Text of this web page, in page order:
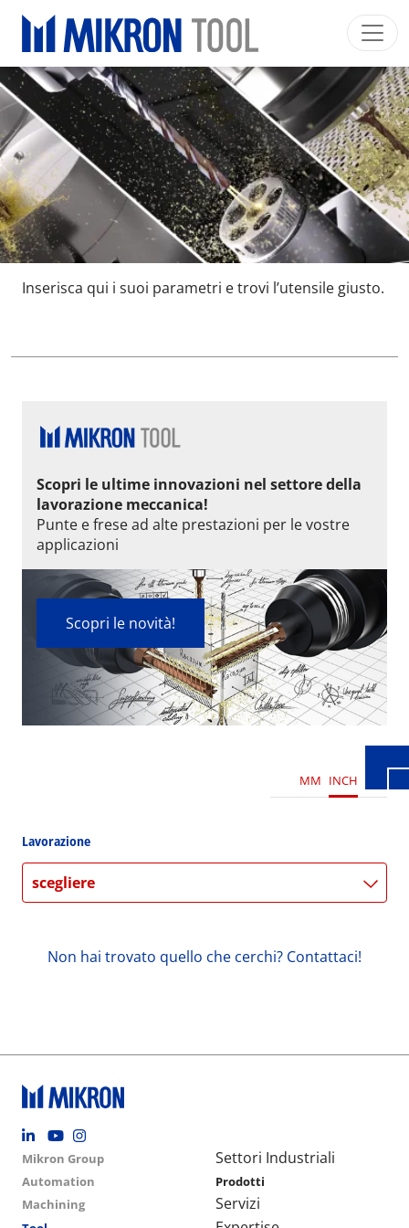
Mikron Group Automation Machining Tool
Italiano Area riservata Download
Main navigation
SETTORI INDUSTRIALI
PRODOTTI
SERVIZI
EXPERTISE
INSIDE MIKRON TOOL
Inserisca qui i suoi parametri e trovi l’utensile giusto.
Scopri le ultime innovazioni nel settore della
lavorazione meccanica!
Punte e frese ad alte prestazioni per le vostre
applicazioni
Scopri le novità!
MM INCH
Lavorazione
scegliere
Non hai trovato quello che cerchi? Contattaci!
Footer social
Group menu
Mikron Group
Automation
Machining
Main navigation
Settori Industriali
Prodotti
Servizi